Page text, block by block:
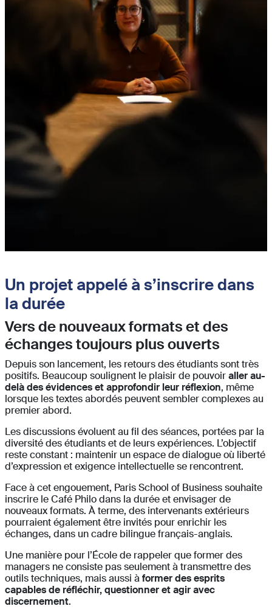
Un projet appelé à s’inscrire dans
la durée
Vers de nouveaux formats et des
échanges toujours plus ouverts
Depuis son lancement, les retours des étudiants sont très
positifs. Beaucoup soulignent le plaisir de pouvoiraller au-
delà des évidences et approfondir leur réflexion, même
lorsque les textes abordés peuvent sembler complexes au
premier abord.
Les discussions évoluent au fil des séances, portées par la
diversité des étudiants et de leurs expériences. L’objectif
reste constant : maintenir un espace de dialogue où liberté
d’expression et exigence intellectuelle se rencontrent.
Face à cet engouement, Paris School of Business souhaite
inscrire le Café Philo dans la durée et envisager de
nouveaux formats. À terme, des intervenants extérieurs
pourraient également être invités pour enrichir les
échanges, dans un cadre bilingue français-anglais.
Une manière pour l’École de rappeler que former des
managers ne consiste pas seulement à transmettre des
outils techniques, mais aussi àformer des esprits
capables de réfléchir, questionner et agir avec
discernement.